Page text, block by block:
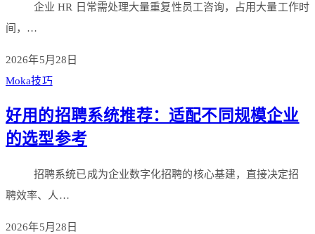
企业 HR 日常需处理大量重复性员工咨询，占用大量工作时
间，…
2026年5月28日
Moka技巧
好用的招聘系统推荐：适配不同规模企业
的选型参考
招聘系统已成为企业数字化招聘的核心基建，直接决定招
聘效率、人…
2026年5月28日